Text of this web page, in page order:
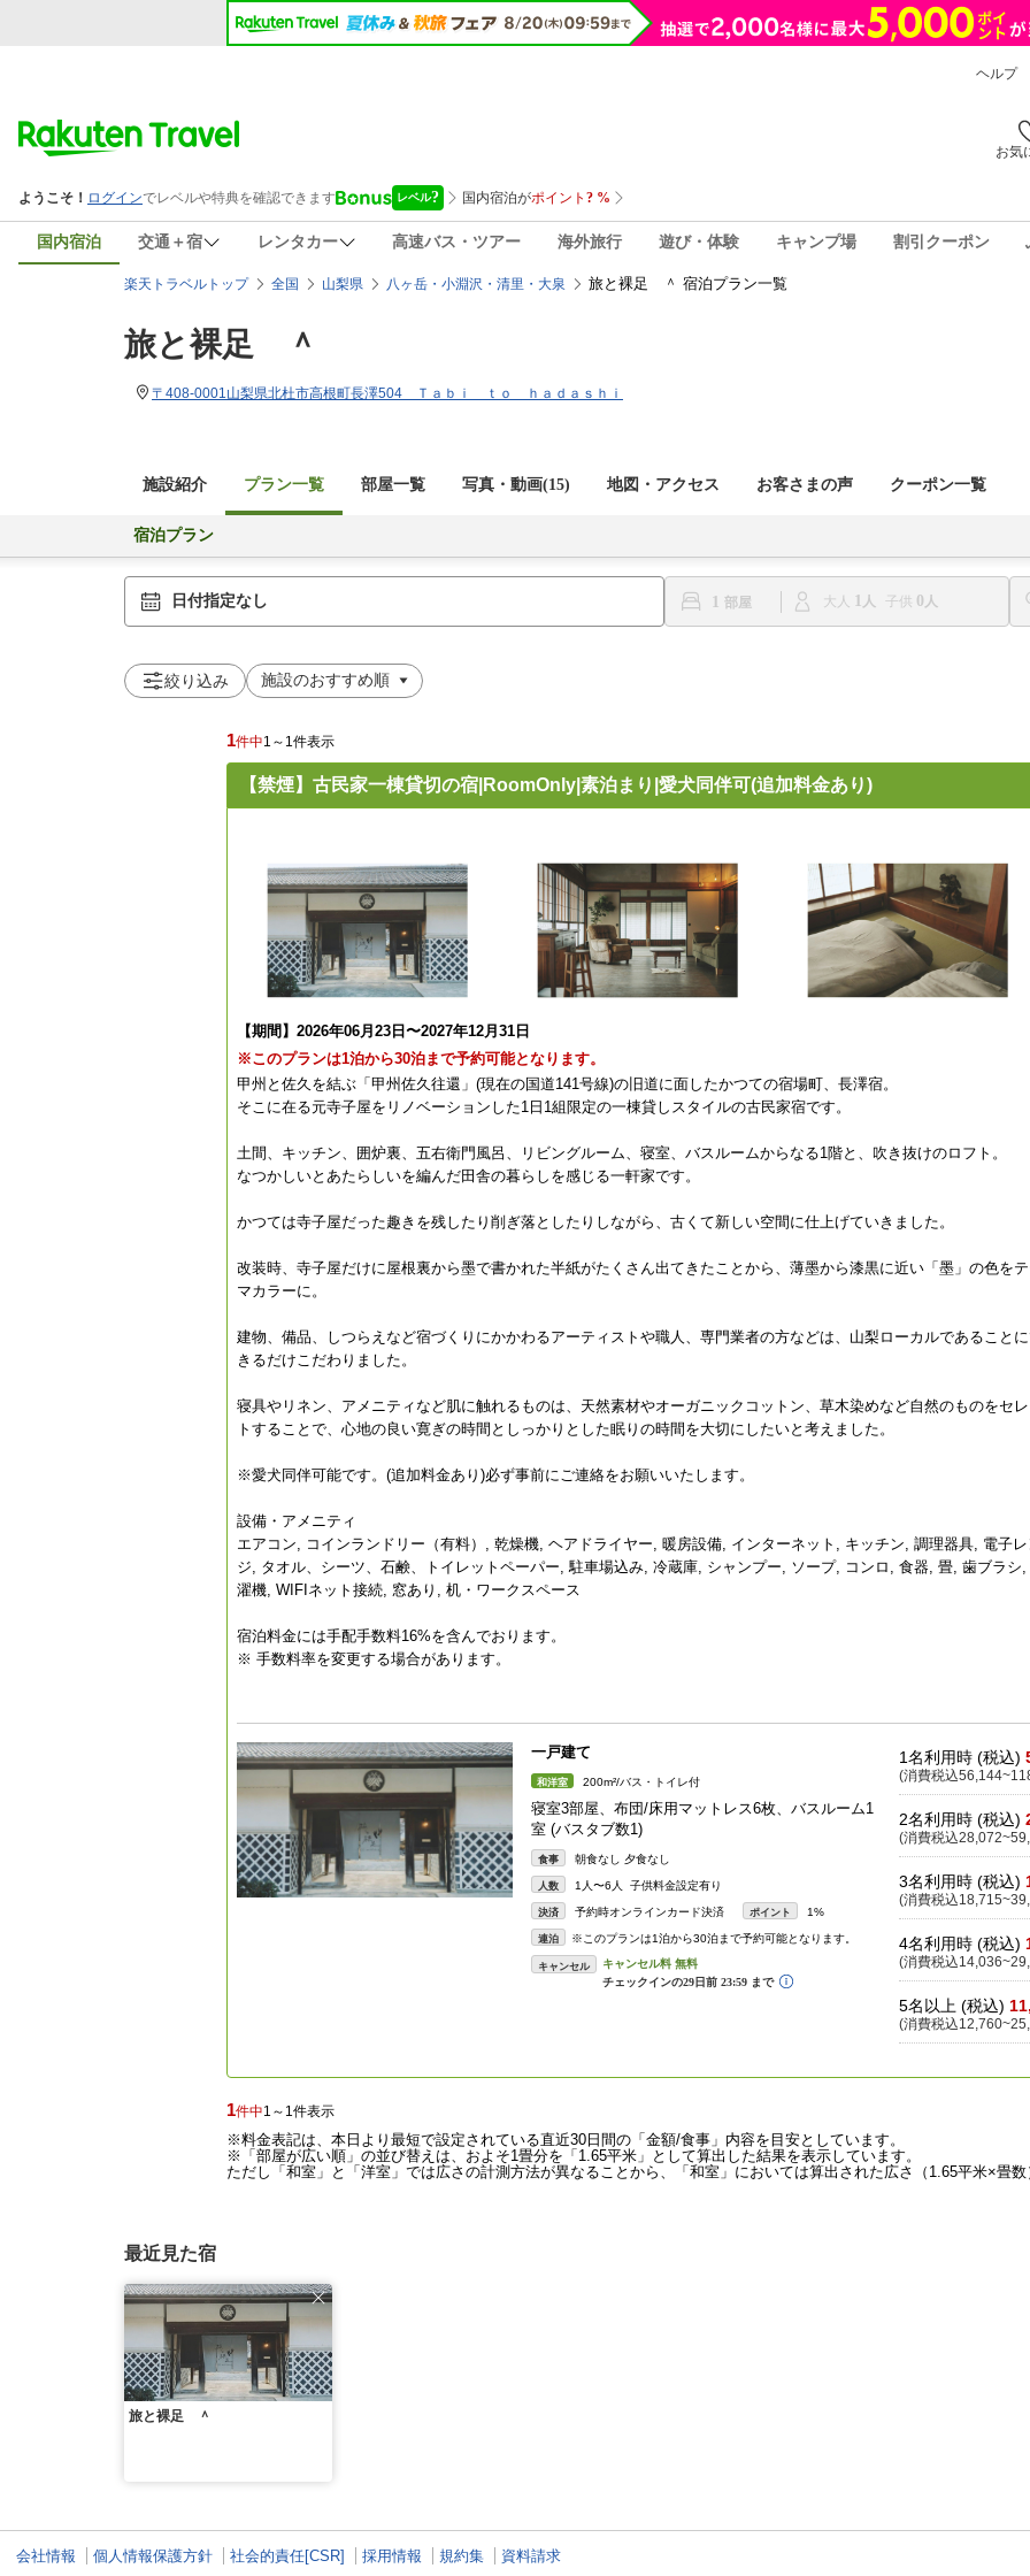
ヘルプ
お気
国内宿泊 交通＋宿 レンタカー 高速バス・ツアー 海外旅行 遊び・体験 キャンプ場 割引クーポン
楽天トラベルトップ 全国 山梨県 八ヶ岳・小淵沢・清里・大泉 旅と裸足 ＾ 宿泊プラン一覧
旅と裸足 ＾
〒408-0001山梨県北杜市高根町長澤504 Ｔａｂｉ ｔｏ ｈａｄａｓｈｉ
施設紹介 プラン一覧 部屋一覧 写真・動画(15) 地図・アクセス お客さまの声 クーポン一覧
宿泊プラン
日付指定なし 1 大人 1 子供 0
絞り込み
1件中1～1件表示
【禁煙】古民家一棟貸切の宿|RoomOnly|素泊まり|愛犬同伴可(追加料金あり)
【期間】2026年06月23日〜2027年12月31日
※このプランは1泊から30泊まで予約可能となります。
甲州と佐久を結ぶ「甲州佐久往還」(現在の国道141号線)の旧道に面したかつての宿場町、長澤宿。
そこに在る元寺子屋をリノベーションした1日1組限定の一棟貸しスタイルの古民家宿です。
土間、キッチン、囲炉裏、五右衛門風呂、リビングルーム、寝室、バスルームからなる1階と、吹き抜けのロフト。
なつかしいとあたらしいを編んだ田舎の暮らしを感じる一軒家です。
かつては寺子屋だった趣きを残したり削ぎ落としたりしながら、古くて新しい空間に仕上げていきました。
改装時、寺子屋だけに屋根裏から墨で書かれた半紙がたくさん出てきたことから、薄墨から漆黒に近い「墨」の色を
マカラーに。
建物、備品、しつらえなど宿づくりにかかわるアーティストや職人、専門業者の方などは、山梨ローカルであること
きるだけこだわりました。
寝具やリネン、アメニティなど肌に触れるものは、天然素材やオーガニックコットン、草木染めなど自然のものをセレ
トすることで、心地の良い寛ぎの時間としっかりとした眠りの時間を大切にしたいと考えました。
※愛犬同伴可能です。(追加料金あり)必ず事前にご連絡をお願いいたします。
設備・アメニティ
エアコン, コインランドリー（有料）, 乾燥機, ヘアドライヤー, 暖房設備, インターネット, キッチン, 調理器具, 電子レ
ジ, タオル、シーツ、石鹸、トイレットペーパー, 駐車場込み, 冷蔵庫, シャンプー, ソープ, コンロ, 食器, 畳, 歯ブラシ,
濯機, WIFIネット接続, 窓あり, 机・ワークスペース
宿泊料金には手配手数料16%を含んでおります。
※ 手数料率を変更する場合があります。
一戸建て
和洋室 200m²/バス・トイレ付
寝室3部屋、布団/床用マットレス6枚、バスルーム1
室 (バスタブ数1)
食事 朝食なし 夕食なし
人数 1人〜6人 子供料金設定有り
決済 予約時オンラインカード決済 ポイント 1%
連泊 ※このプランは1泊から30泊まで予約可能となります。
キャンセル
1名利用時 (税込)
(消費税込
2名利用時 (税込)
(消費税込
3名利用時 (税込)
(消費税込
4名利用時 (税込)
(消費税込
5名以上 (税込)
(消費税込
1件中1～1件表示
※料金表記は、本日より最短で設定されている直近30日間の「金額/食事」内容を目安としています。
※「部屋が広い順」の並び替えは、およそ1畳分を「1.65平米」として算出した結果を表示しています。
ただし「和室」と「洋室」では広さの計測方法が異なることから、「和室」においては算出された広さ（1.65平米×畳数
最近見た宿
旅と裸足 ＾
会社情報 個人情報保護方針 社会的責任[CSR] 採用情報 規約集
資料請求